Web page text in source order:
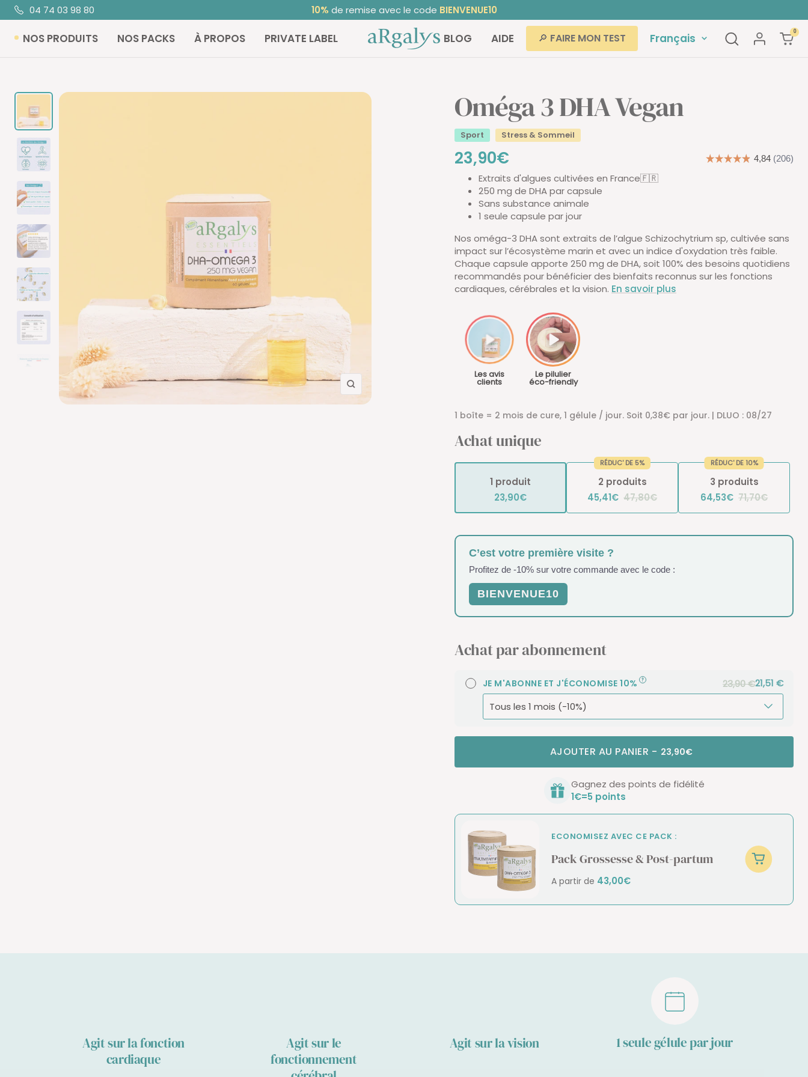
Passer
au
contenu
04 74 03 98 80 10% de remise avec le code BIENVENUE10
NOS PRODUITS NOS PACKS À PROPOS PRIVATE LABEL ARGALYS BLOG AIDE 🔎 FAIRE MON TEST Langue
Français 0
Zoom
Oméga 3 DHA Vegan
Sport Stress & Sommeil
Prix
de
vente
23,90€
Extraits d'algues cultivées en France🇫🇷
250 mg de DHA par capsule
Sans substance animale
1 seule capsule par jour
Nos oméga-3 DHA sont extraits de l’algue Schizochytrium sp, cultivée sans
impact sur l’écosystème marin et avec un indice d'oxydation très faible.
Chaque capsule apporte 250 mg de DHA, soit 100% des besoins quotidiens
recommandés pour bénéficier des bienfaits reconnus sur les fonctions
cardiaques, cérébrales et la vision. En savoir plus
Les avis
clients
Le pilulier
éco-friendly
1 boîte = 2 mois de cure, 1 gélule / jour. Soit 0,38€ par jour. | DLUO : 08/27
Achat unique
1 produit
23,90€
2 produits
45,41€ 47,80€
RÉDUC' DE 5%
3 produits
64,53€ 71,70€
RÉDUC' DE 10%
C’est votre première visite ?
Profitez de -10% sur votre commande avec le code :
BIENVENUE10
Achat par abonnement
JE M'ABONNE ET J'ÉCONOMISE 10% 23,90 €21,51 €
AJOUTER AU PANIER - 23,90€
Gagnez des points de fidélité
1€=5 points
ECONOMISEZ AVEC CE PACK :
Pack Grossesse & Post-partum
A partir de 43,00€
Agit sur la fonction
cardiaque
Agit sur le
fonctionnement
Agit sur la vision 1 seule gélule par jour